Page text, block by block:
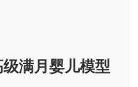
满月婴儿模型